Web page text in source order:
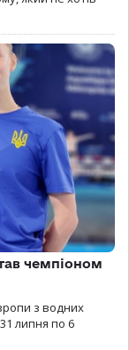
чемпіоном
з водних
липня по 6